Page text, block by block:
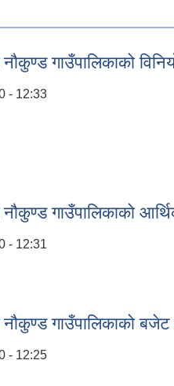
गाउँपालिकाको
- 12:33
गाउँपालिकाको
- 12:31
गाउँपालिकाको बजेट
- 12:25